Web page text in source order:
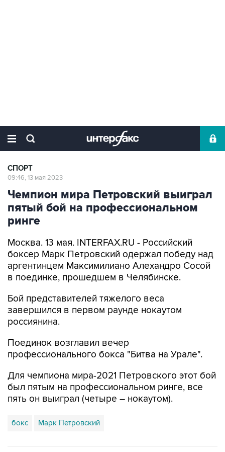
СПОРТ
09:46, 13 мая 2023
Чемпион мира Петровский выиграл
пятый бой на профессиональном
ринге
Москва. 13 мая. INTERFAX.RU - Российский
боксер Марк Петровский одержал победу над
аргентинцем Максимилиано Алехандро Сосой
в поединке, прошедшем в Челябинске.
Бой представителей тяжелого веса
завершился в первом раунде нокаутом
россиянина.
Поединок возглавил вечер
профессионального бокса "Битва на Урале".
Для чемпиона мира-2021 Петровского этот бой
был пятым на профессиональном ринге, все
пять он выиграл (четыре – нокаутом).
бокс Марк Петровский